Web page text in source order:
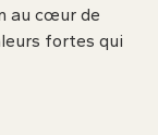
au cœur de
fortes qui